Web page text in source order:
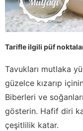
Tarifle ilgili püf
Tavukları mutlaka
güzelce kızarıp
Biberleri ve
gösterin. Hafif diri
çeşitlilik katar.